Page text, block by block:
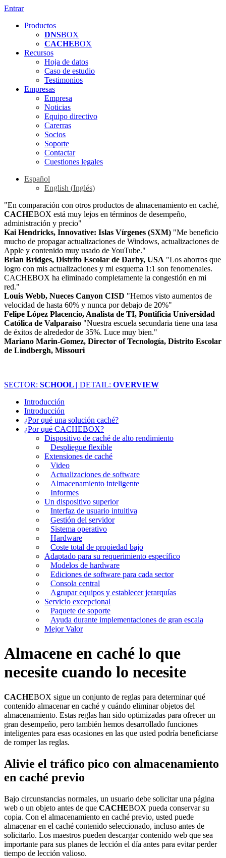
Entrar
Productos
DNSBOX
CACHEBOX
Recursos
Hoja de datos
Caso de estudio
Testimonios
Empresas
Empresa
Noticias
Equipo directivo
Carerras
Socios
Soporte
Contactar
Cuestiones legales
Español
English (Inglés)
"En comparación con otros productos de almacenamiento en caché,
CACHEBOX está muy lejos en términos de desempeño,
administración y precio"
Kai Hendricks, Innovative: Islas Vírgenes (SXM) "Me beneficio
mucho de propagar actualizaciones de Windows, actualizaciones de
Apple y contenido muy usado de YouTube."
Brian Bridges, Distrito Escolar de Darby, USA "Los ahorros que
logro con mis actualizaciones y mi esquema 1:1 son fenomenales.
CACHEBOX ha eliminado completamente la congestión en mi
red."
Louis Webb, Nueces Canyon CISD "Hemos visto aumentos de
velocidad de hasta 60% y nunca por debajo de 20%"
Felipe López Placencio, Analista de TI, Pontificia Universidad
Católica de Valparaíso "Nuestra escuela secundaria tiene una tasa
de éxitos de alrededor de 35%. Luce muy bien."
Mariano Marin-Gomez, Director of Tecnología, Distrito Escolar
de Lindbergh, Missouri
SECTOR: SCHOOL | DETAIL: OVERVIEW
Introducción
Introducción
¿Por qué una solución caché?
¿Por qué CACHEBOX?
Dispositivo de caché de alto rendimiento
Despliegue flexible
Extensiones de caché
Video
Actualizaciones de software
Almacenamiento inteligente
Informes
Un dispositivo superior
Interfaz de usuario intuitiva
Gestión del servidor
Sistema operativo
Hardware
Coste total de propiedad bajo
Adaptado para su requerimiento específico
Modelos de hardware
Ediciones de software para cada sector
Consola central
Agrupar equipos y establecer jerarquías
Servicio excepcional
Paquete de soporte
Ayuda durante implementaciones de gran escala
Mejor Valor
Almacene en caché lo que
necesite cuando lo necesite
CACHEBOX sigue un conjunto de reglas para determinar qué
contenido almacenar en caché y cuándo eliminar objetos del
almacenamiento. Estas reglas han sido optimizadas para ofrecer un
gran desempeño, pero también hemos desarrollado funciones
inteligentes para esas ocasiones en las que usted podría beneficiarse
de romper las reglas.
Alivie el tráfico pico con almacenamiento
en caché previo
Bajo circunstancias normales, un usuario debe solicitar una página
web o un objeto antes de que CACHEBOX pueda conservar su
copia. Con el almacenamiento en caché previo, usted puede
almacenar en el caché contenido seleccionado, incluso antes de
solicitarlo. Los maestros pueden descargar contenido web que sea
importante para sus planes de lección el día antes para evitar perder
tiempo de lección valioso.